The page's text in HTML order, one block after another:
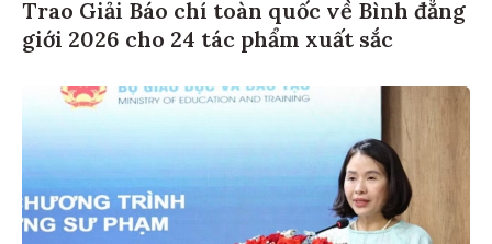
Trao Giải Báo chí toàn quốc về Bình đẳng
giới 2026 cho 24 tác phẩm xuất sắc